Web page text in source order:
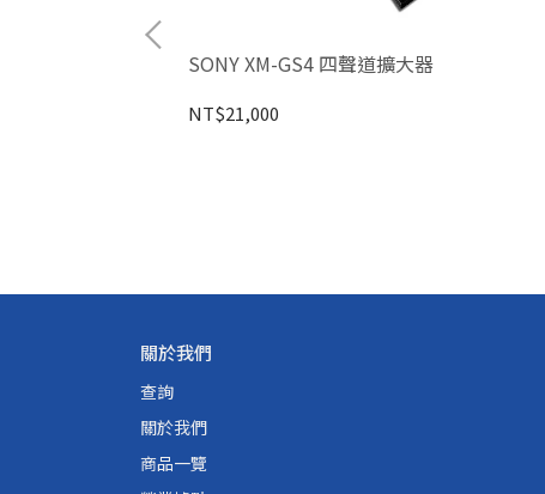
SONY XM-GS4 四聲道擴大器
NT$21,000
關於我們
查詢
關於我們
商品一覽